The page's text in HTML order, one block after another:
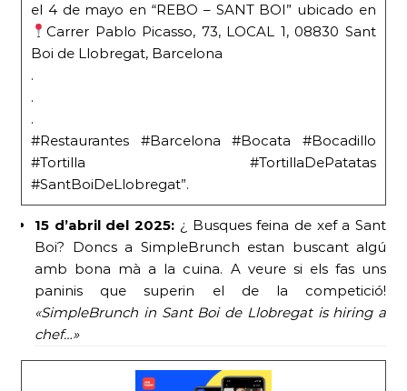
el 4 de mayo en “REBO – SANT BOI” ubicado en
Carrer Pablo Picasso, 73, LOCAL 1, 08830 Sant
Boi de Llobregat, Barcelona
.
.
.
#Restaurantes #Barcelona #Bocata #Bocadillo
#Tortilla #TortillaDePatatas
#SantBoiDeLlobregat”.
15 d’abril del 2025: ¿ Busques feina de xef a Sant
Boi? Doncs a SimpleBrunch estan buscant algú
amb bona mà a la cuina. A veure si els fas uns
paninis que superin el de la competició!
«SimpleBrunch in Sant Boi de Llobregat is hiring a
chef…»